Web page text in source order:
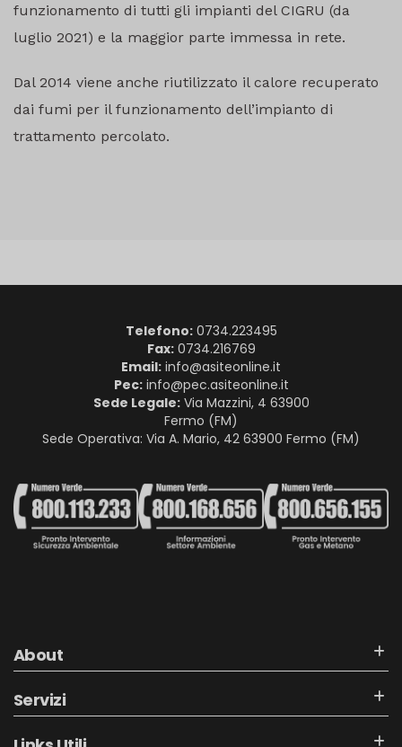
funzionamento di tutti gli impianti del CIGRU (da
luglio 2021) e la maggior parte immessa in rete.
Dal 2014 viene anche riutilizzato il calore recuperato
dai fumi per il funzionamento dell’impianto di
trattamento percolato.
Telefono:0734.223495
Fax:0734.216769
Email: info@asiteonline.it
Pec:info@pec.asiteonline.it
Sede Legale:Via Mazzini, 4 63900
Fermo (FM)
Sede Operativa: Via A. Mario, 42 63900 Fermo (FM)
About
Servizi